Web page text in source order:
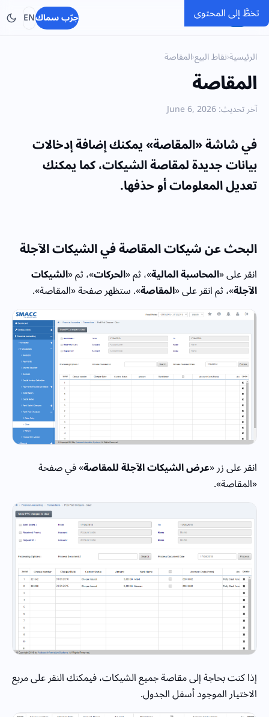
تخطَّ إلى المحتوى
SMACC جرّب سماكEN
الرئيسية›نقاط البيع›المقاصة
المقاصة
آخر تحديث: June 6, 2026
في شاشة «المقاصة» يمكنك إضافة إدخالات
بيانات جديدة لمقاصة الشيكات، كما يمكنك
تعديل المعلومات أو حذفها.
البحث عن شيكات المقاصةفي الشيكات الآجلة
انقر على «المحاسبة المالية»، ثم «الحركات»، ثم «الشيكات
الآجلة»، ثم انقر على «المقاصة». ستظهر صفحة «المقاصة».
انقر على زر «عرض الشيكات الآجلة للمقاصة» في صفحة
«المقاصة».
إذا كنت بحاجة إلى مقاصة جميع الشيكات، فيمكنك النقر على مربع
الاختيار الموجود أسفل الجدول.